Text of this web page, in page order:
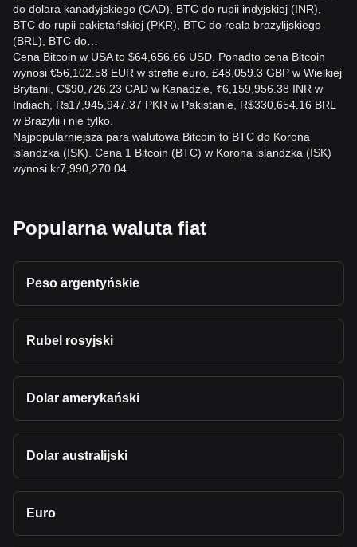
do dolara kanadyjskiego (CAD), BTC do rupii indyjskiej (INR),
BTC do rupii pakistańskiej (PKR), BTC do reala brazylijskiego
(BRL), BTC do…
Cena Bitcoin w USA to $64,656.66 USD. Ponadto cena Bitcoin
wynosi €56,102.58 EUR w strefie euro, £48,059.3 GBP w Wielkiej
Brytanii, C$90,726.23 CAD w Kanadzie, ₹6,159,956.38 INR w
Indiach, ₨17,945,947.37 PKR w Pakistanie, R$330,654.16 BRL
w Brazylii i nie tylko.
Najpopularniejsza para walutowa Bitcoin to BTC do Korona
islandzka (ISK). Cena 1 Bitcoin (BTC) w Korona islandzka (ISK)
wynosi kr7,990,270.04.
Popularna waluta fiat
Peso argentyńskie
Rubel rosyjski
Dolar amerykański
Dolar australijski
Euro